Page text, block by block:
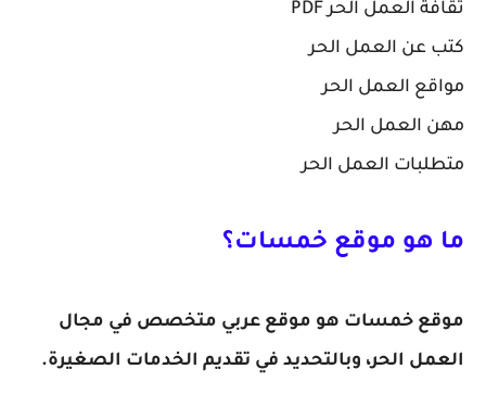
ثقافة العمل الحر PDF
كتب عن العمل الحر
مواقع العمل الحر
مهن العمل الحر
متطلبات العمل الحر
ما هو موقع خمسات؟
موقع خمسات هو موقع عربي متخصص في مجال
العمل الحر، وبالتحديد في تقديم الخدمات الصغيرة.